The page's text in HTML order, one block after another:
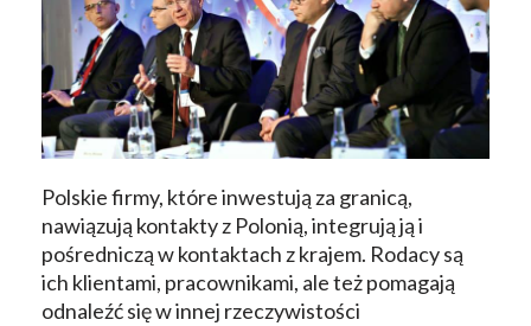
Polskie firmy, które inwestują za granicą,
nawiązują kontakty z Polonią, integrują ją i
pośredniczą w kontaktach z krajem. Rodacy są
ich klientami, pracownikami, ale też pomagają
odnaleźć się w innej rzeczywistości